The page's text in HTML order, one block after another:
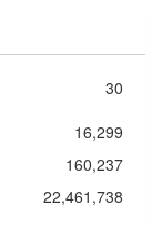
30
16,299
160,237
22,461,738